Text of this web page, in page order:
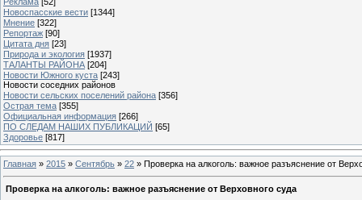
Новоспасские вести [1344]
Мнение [322]
Репортаж [90]
Цитата дня [23]
Природа и экология [1937]
ТАЛАНТЫ РАЙОНА [204]
Новости Южного куста [243]
Новости соседних районов
Новости сельских поселений района [356]
Острая тема [355]
Официальная информация [266]
ПО СЛЕДАМ НАШИХ ПУБЛИКАЦИЙ [65]
Здоровье [817]
Главная » 2015 » Сентябрь » 22 » Проверка на алкоголь: важное разъяснение от
Проверка на алкоголь: важное разъяснение от Верховного суда